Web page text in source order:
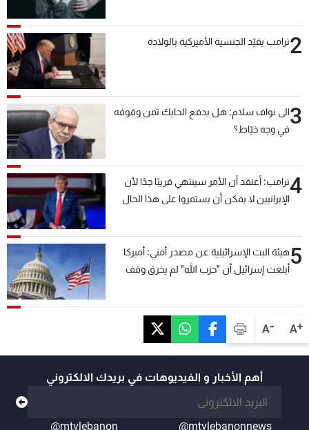
A+
A-
2ترامب يقيّد الجنسية الأميركية بالولادة
3الى نواف سلام: هل يدفع الحايك ثمن وقوفه
في وجه خيّاط؟
4ترامب: أعتقد أن الأمر سينتهي قريبًا جدًا لأن
الإيرانيين لا يمكن أن يستمروا على هذا الحال
5هيئة البث الإسرائيلية عن مصدر أمني: أميركا
أبلغت إسرائيل أن "حزب الله" لم يخرق وقف
أهم الأخبار و الفيديوهات في بريدك الالكتروني
@mtvlebanonnews
@mtvlebanon